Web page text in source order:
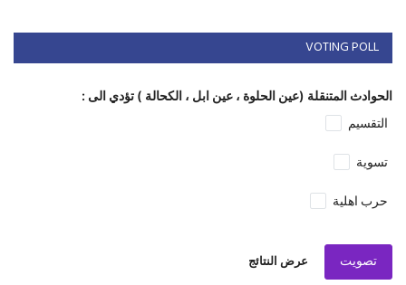
VOTING POLL
الحوادث المتنقلة (عين الحلوة ، عين ابل ، الكحالة ) تؤدي الى :
التقسيم
تسوية
حرب اهلية
تصويت عرض النتائج